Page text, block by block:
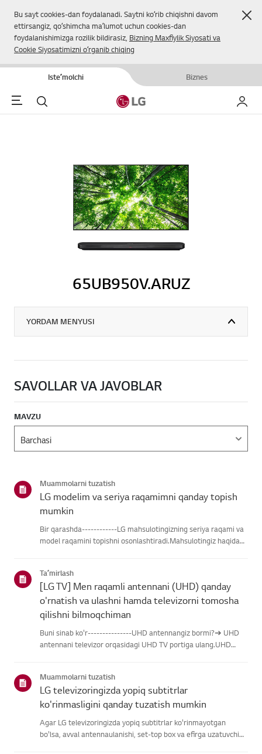
Bu sayt cookies-dan foydalanadi. Saytni koʻrib chiqishni davom
ettirsangiz, qoʻshimcha maʼlumot uchun cookies-dan
foydalanishimizga rozilik bildirasiz, Bizning Maxfiylik Siyosati va
Cookie Siyosatimizni oʻrganib chiqing
Isteʼmolchi Biznes
Menu Qidirish
65UB950V.ARUZ
YORDAM MENYUSI
SAVOLLAR VA JAVOBLAR
MAVZU
Muammolarni tuzatish
LG modelim va seriya raqamimni qanday topish
mumkin
Bir qarashda------------LG mahsulotingizning seriya raqami va
model raqamini topishni osonlashtiradi.Mahsulotingiz haqidagi
Taʼmirlash
[LG TV] Men raqamli antennani (UHD) qanday
o'rnatish va ulashni hamda televizorni tomosha
qilishni bilmoqchiman
Buni sinab ko'r---------------UHD antennangiz bormi?➔ UHD
antennani televizor orqasidagi UHD TV portiga ulang.UHD
joyga o'rn...
Muammolarni tuzatish
LG televizoringizda yopiq subtitrlar
ko'rinmasligini qanday tuzatish mumkin
Agar LG televizoringizda yopiq subtitrlar ko'rinmayotgan
bo'lsa, avval antennaulanishi, set-top box va efirga uzatuvchi